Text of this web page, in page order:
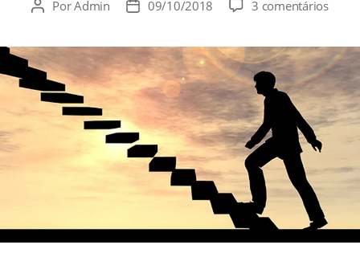
PorAdmin 09/10/2018 3 comentários